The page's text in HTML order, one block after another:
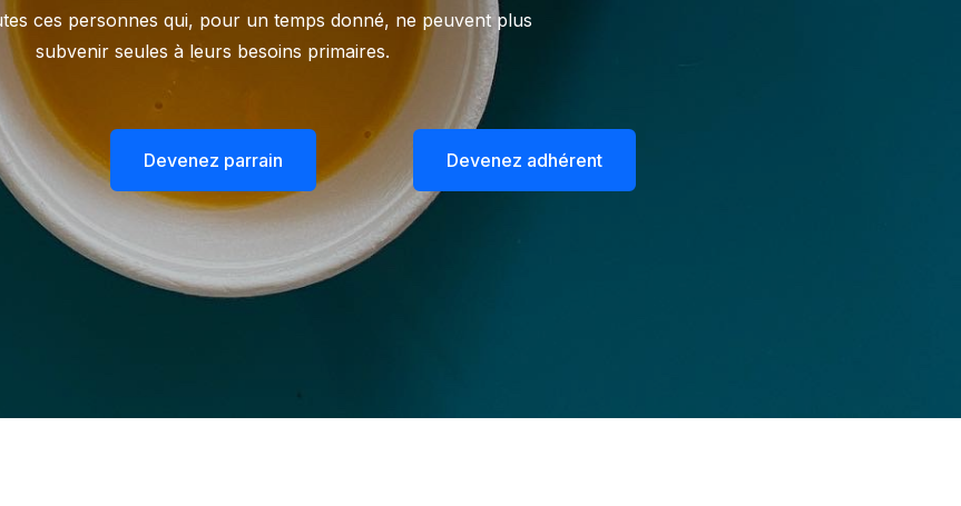
ces personnes qui, pour un temps donné, ne peuvent plus
subvenir seules à leurs besoins primaires.
Devenez parrain Devenez adhérent